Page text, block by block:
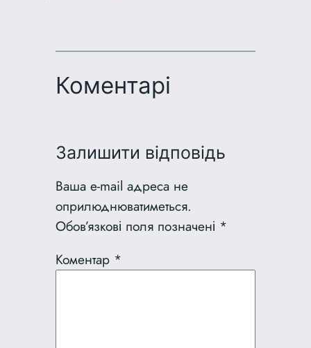
Коментарі
Залишити відповідь
Ваша e-mail адреса не
оприлюднюватиметься.
Обов’язкові поля позначені *
Коментар *